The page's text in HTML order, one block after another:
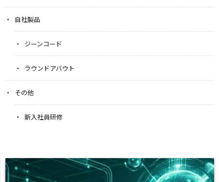
自社製品
ジーンコード
ラウンドアバウト
その他
新入社員研修